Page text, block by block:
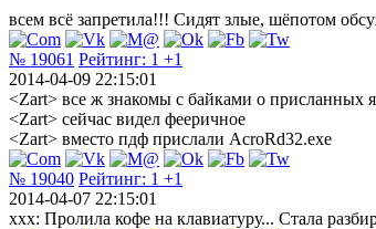
всем всё запретила!!! Сидят злые, шёпотом
№ 19061 Рейтинг: 1 +1
2014-04-09 22:15:01
<Zart> все ж знакомы с байками о присланных
<Zart> сейчас видел фееричное
<Zart> вместо пдф прислали AcroRd32.exe
№ 19040 Рейтинг: 1 +1
2014-04-07 22:15:01
xxx: Пролила кофе на клавиатуру... Стала